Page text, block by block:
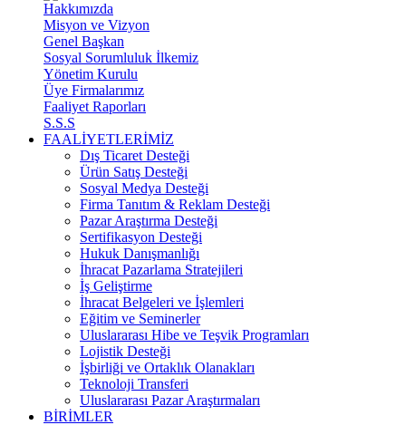
Hakkımızda
Misyon ve Vizyon
Genel Başkan
Sosyal Sorumluluk İlkemiz
Yönetim Kurulu
Üye Firmalarımız
Faaliyet Raporları
S.S.S
FAALİYETLERİMİZ
Dış Ticaret Desteği
Ürün Satış Desteği
Sosyal Medya Desteği
Firma Tanıtım & Reklam Desteği
Pazar Araştırma Desteği
Sertifikasyon Desteği
Hukuk Danışmanlığı
İhracat Pazarlama Stratejileri
İş Geliştirme
İhracat Belgeleri ve İşlemleri
Eğitim ve Seminerler
Uluslararası Hibe ve Teşvik Programları
Lojistik Desteği
İşbirliği ve Ortaklık Olanakları
Teknoloji Transferi
Uluslararası Pazar Araştırmaları
BİRİMLER